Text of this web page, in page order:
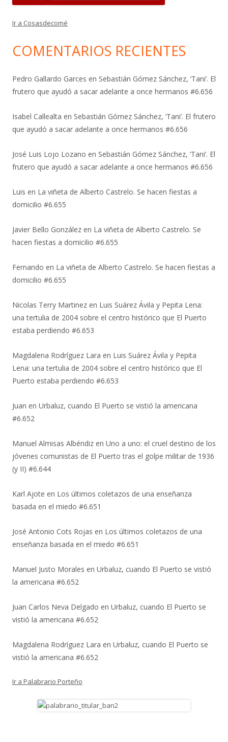
Ir a Cosasdecomé
COMENTARIOS RECIENTES
Pedro Gallardo Garces en Sebastián Gómez Sánchez, ‘Tani’. El
frutero que ayudó a sacar adelante a once hermanos #6.656
Isabel Callealta en Sebastián Gómez Sánchez, ‘Tani’. El frutero
que ayudó a sacar adelante a once hermanos #6.656
José Luis Lojo Lozano en Sebastián Gómez Sánchez, ‘Tani’. El
frutero que ayudó a sacar adelante a once hermanos #6.656
Luis en La viñeta de Alberto Castrelo. Se hacen fiestas a
domicilio #6.655
Javier Bello González en La viñeta de Alberto Castrelo. Se
hacen fiestas a domicilio #6.655
Fernando en La viñeta de Alberto Castrelo. Se hacen fiestas a
domicilio #6.655
Nicolas Terry Martinez en Luis Suárez Ávila y Pepita Lena:
una tertulia de 2004 sobre el centro histórico que El Puerto
estaba perdiendo #6.653
Magdalena Rodríguez Lara en Luis Suárez Ávila y Pepita
Lena: una tertulia de 2004 sobre el centro histórico que El
Puerto estaba perdiendo #6.653
Juan en Urbaluz, cuando El Puerto se vistió la americana
#6.652
Manuel Almisas Albéndiz en Uno a uno: el cruel destino de los
jóvenes comunistas de El Puerto tras el golpe militar de 1936
(y II) #6.644
Karl Ajote en Los últimos coletazos de una enseñanza
basada en el miedo #6.651
José Antonio Cots Rojas en Los últimos coletazos de una
enseñanza basada en el miedo #6.651
Manuel Justo Morales en Urbaluz, cuando El Puerto se vistió
la americana #6.652
Juan Carlos Neva Delgado en Urbaluz, cuando El Puerto se
vistió la americana #6.652
Magdalena Rodríguez Lara en Urbaluz, cuando El Puerto se
vistió la americana #6.652
Ir a Palabrario Porteño